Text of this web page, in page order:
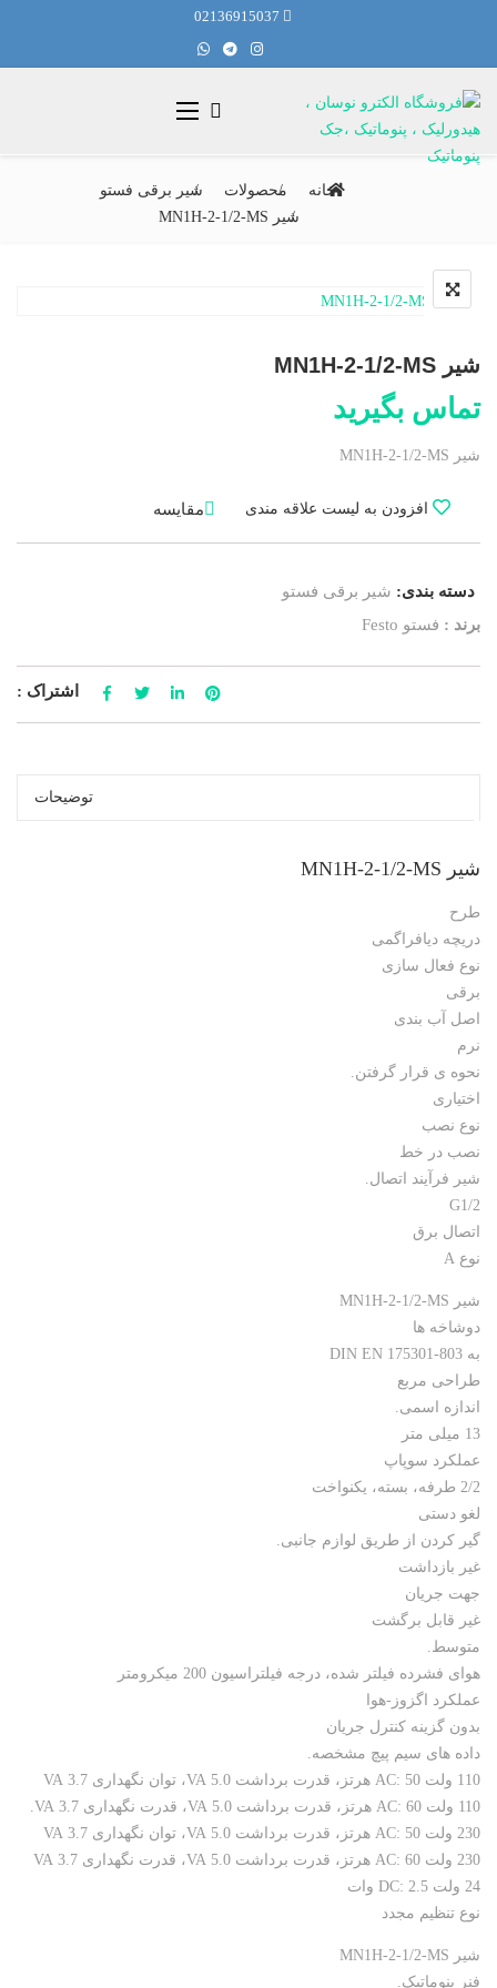
02136915037
خانه محصولات
شیر برقی فستو
شیر MN1H-2-1/2-MS
شیر MN1H-2-1/2-MS
تماس بگیرید
شیر MN1H-2-1/2-MS
افزودن به لیست علاقه مندی مقایسه
دسته بندی: شیر برقی فستو
برند : فستو Festo
اشتراک :
توضیحات
شیر MN1H-2-1/2-MS
طرح
دریچه دیافراگمی
نوع فعال سازی
برقی
اصل آب بندی
نرم
نحوه ی قرار گرفتن.
اختیاری
نوع نصب
نصب در خط
شیر فرآیند اتصال.
G1/2
اتصال برق
نوع A
شیر MN1H-2-1/2-MS
دوشاخه ها
به DIN EN 175301-803
طراحی مربع
اندازه اسمی.
13 میلی متر
عملکرد سوپاپ
2/2 طرفه، بسته، یکنواخت
لغو دستی
گیر کردن از طریق لوازم جانبی.
غیر بازداشت
جهت جریان
غیر قابل برگشت
متوسط.
هوای فشرده فیلتر شده، درجه فیلتراسیون 200 میکرومتر
عملکرد اگزوز-هوا
بدون گزینه کنترل جریان
داده های سیم پیچ مشخصه.
110 ولت AC: 50 هرتز، قدرت برداشت 5.0 VA، توان نگهداری 3.7 VA
110 ولت AC: 60 هرتز، قدرت برداشت 5.0 VA، قدرت نگهداری 3.7 VA.
230 ولت AC: 50 هرتز، قدرت برداشت 5.0 VA، توان نگهداری 3.7 VA
230 ولت AC: 60 هرتز، قدرت برداشت 5.0 VA، قدرت نگهداری 3.7 VA
24 ولت DC: 2.5 وات
نوع تنظیم مجدد
شیر MN1H-2-1/2-MS
فنر پنوماتیک.